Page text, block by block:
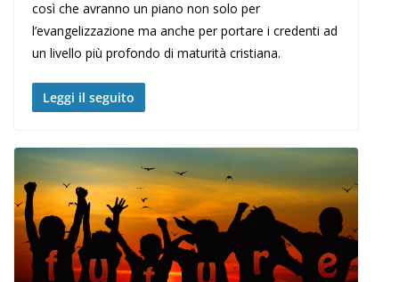
così che avranno un piano non solo per
l’evangelizzazione ma anche per portare i credenti ad
un livello più profondo di maturità cristiana.
Leggi il seguito